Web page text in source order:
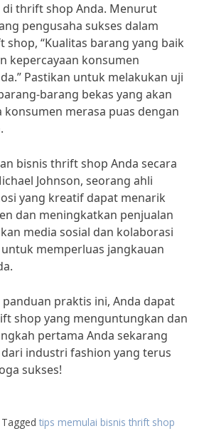
di thrift shop Anda. Menurut
pengusaha sukses dalam
“Kualitas barang yang baik
kepercayaan konsumen
Pastikan untuk melakukan uji
barang bekas yang akan
konsumen merasa puas dengan
bisnis thrift shop Anda secara
Johnson, seorang ahli
yang kreatif dapat menarik
dan meningkatkan penjualan
media sosial dan kolaborasi
memperluas jangkauan
praktis ini, Anda dapat
shop yang menguntungkan dan
pertama Anda sekarang
industri fashion yang terus
sukses!
Tagged tips memulai bisnis thrift shop